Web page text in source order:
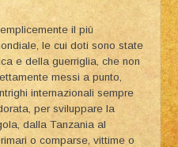
il più
le cui doti sono state
e della guerriglia, che non
messi a punto,
internazionali sempre
per sviluppare la
dalla Tanzania al
o comparse, vittime o